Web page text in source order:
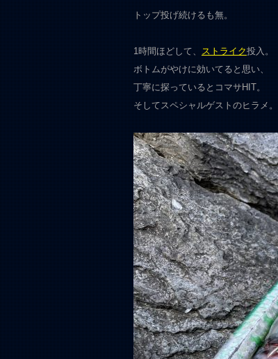
トップ投げ続けるも無。
1時間ほどして、ストライク投入。
ボトムがやけに効いてると思い、
丁寧に探っているとコマサHIT。
そしてスペシャルゲストのヒラメ。